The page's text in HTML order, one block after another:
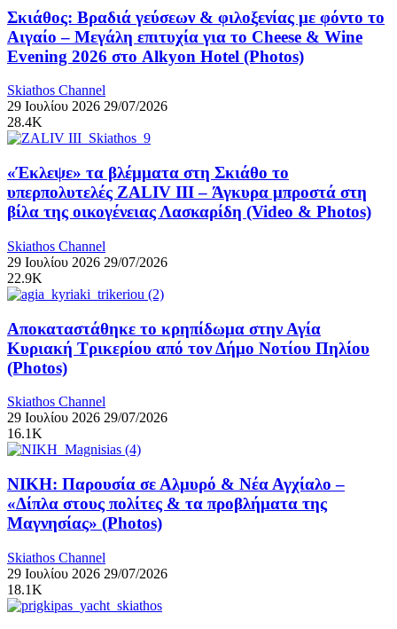
Σκιάθος: Βραδιά γεύσεων & φιλοξενίας με φόντο το
Αιγαίο – Μεγάλη επιτυχία για το Cheese & Wine
Evening 2026 στο Alkyon Hotel (Photos)
Skiathos Channel
29 Ιουλίου 2026 29/07/2026
28.4K
«Έκλεψε» τα βλέμματα στη Σκιάθο το
υπερπολυτελές ZALIV III – Άγκυρα μπροστά στη
βίλα της οικογένειας Λασκαρίδη (Video & Photos)
Skiathos Channel
29 Ιουλίου 2026 29/07/2026
22.9K
Αποκαταστάθηκε το κρηπίδωμα στην Αγία
Κυριακή Τρικερίου από τον Δήμο Νοτίου Πηλίου
(Photos)
Skiathos Channel
29 Ιουλίου 2026 29/07/2026
16.1K
ΝΙΚΗ: Παρουσία σε Αλμυρό & Νέα Αγχίαλο –
«Δίπλα στους πολίτες & τα προβλήματα της
Μαγνησίας» (Photos)
Skiathos Channel
29 Ιουλίου 2026 29/07/2026
18.1K